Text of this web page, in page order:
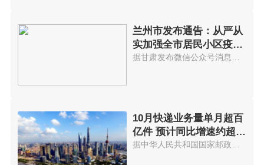
兰州市发布通告：从严从
实加强全市居民小区疫情
防控管理
10月快递业务量单月超百
亿件 预计同比增速约超
25%